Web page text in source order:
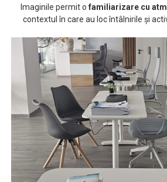
Imaginile permit o familiarizare cu
contextul în care au loc întâlnirile și